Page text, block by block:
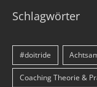
Schlagwörter
#doitride
Coaching Theorie &